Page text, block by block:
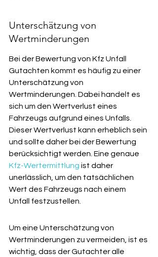
Unterschätzung von
Wertminderungen
Bei der Bewertung von Kfz Unfall
Gutachten kommt es häufig zu einer
Unterschätzung von
Wertminderungen. Dabei handelt es
sich um den Wertverlust eines
Fahrzeugs aufgrund eines Unfalls.
Dieser Wertverlust kann erheblich sein
und sollte daher bei der Bewertung
berücksichtigt werden. Eine genaue
Kfz-Wertermittlung ist daher
unerlässlich, um den tatsächlichen
Wert des Fahrzeugs nach einem
Unfall festzustellen.
Um eine Unterschätzung von
Wertminderungen zu vermeiden, ist es
wichtig, dass der Gutachter alle